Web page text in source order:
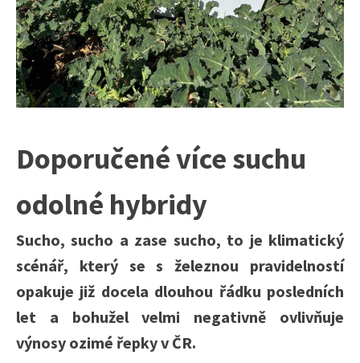
Doporučené více suchu
odolné hybridy
Sucho, sucho a zase sucho, to je klimatický
scénář, který se s železnou pravidelností
opakuje již docela dlouhou řádku posledních
let a bohužel velmi negativně ovlivňuje
výnosy ozimé řepky v ČR.